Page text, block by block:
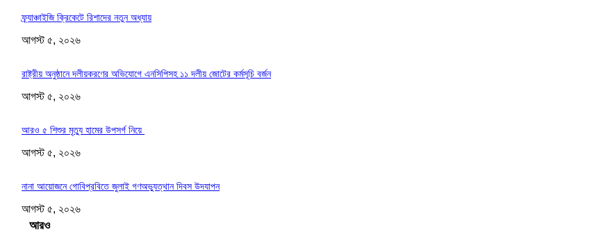
ফ্র্যাঞ্চাইজি ক্রিকেটে রিশাদের নতুন অধ্যায়
আগস্ট ৫, ২০২৬
রাষ্ট্রীয় অনুষ্ঠানে দলীয়করণের অভিযোগে এনসিপিসহ ১১ দলীয় জোটের কর্মসূচি বর্জন
আগস্ট ৫, ২০২৬
আরও ৫ শিশুর মৃত্যু হামের উপসর্গ নিয়ে
আগস্ট ৫, ২০২৬
নানা আয়োজনে গোবিপ্রবিতে জুলাই গণঅভ্যুত্থান দিবস উদযাপন
আগস্ট ৫, ২০২৬
Load more